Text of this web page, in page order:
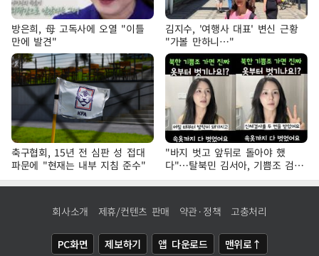
방은희, 母 고독사에 오열 "이틀
만에 발견"
김지수, '여행사 대표' 변신 근황
"가볼 만하니…"
축구협회, 15년 전 심판 성 접대
파문에 "현재는 내부 지침 준수"
"바지 벗고 앞뒤로 돌아야 했
다"…탈북민 김서아, 기쁨조 검사
수치심 회상
회사소개 제휴/컨텐츠 판매 약관·정책 고충처리
PC화면 제보하기 앱 다운로드 맨위로↑